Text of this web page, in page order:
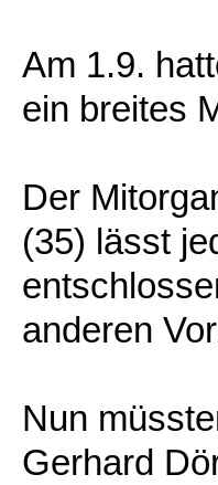
Am 1.9.
ein breites
Der
(35) lässt
anderen
Nun
Gerhard